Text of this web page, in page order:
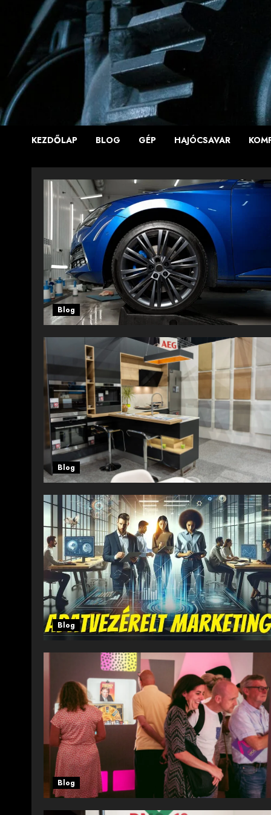
content
KEZDŐLAP BLOG GÉP HAJÓCSAVAR
Blog
Blog
Blog
Blog